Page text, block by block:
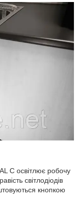
C освітлює робочу
світлодіодів
кнопкою